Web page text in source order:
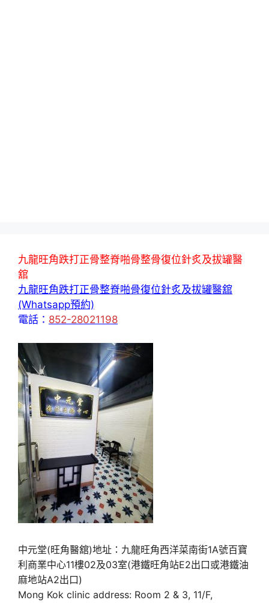
九龍旺角跌打正骨整脊啪骨整骨復位針炙及拔罐醫
舘
九龍旺角跌打正骨整脊啪骨復位針炙及拔罐醫舘
(Whatsapp預約)
電話： 852-28021198
中元堂(旺角醫舘)地址：九龍旺角西洋菜南街1A號百寶
利商業中心11樓02及03室(港鐵旺角站E2出口或港鐵油
麻地站A2出口)
Mong Kok clinic address: Room 2 & 3, 11/F,